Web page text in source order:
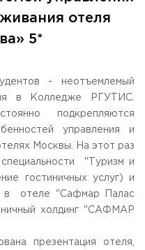
объединение в
объединение в
отеля
5*
- неотъемлемый
в Колледже РГУТИС.
подкрепляются
управления и
Москвы. На этот раз
"Туризм и
гостиничных услуг) и
в отеле "Сафмар Палас
холдинг "САФМАР
презентация отеля,